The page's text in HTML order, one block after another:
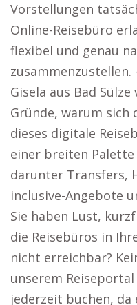
Vorstellungen
Online-Reisebüro
flexibel und genau
zusammenzustellen.
Gisela aus Bad
Gründe, warum
dieses digitale
einer breiten
darunter Transfers,
inclusive-Angebote
Sie haben Lust,
die Reisebüros in
nicht erreichbar?
unserem Reiseportal
jederzeit buchen, da